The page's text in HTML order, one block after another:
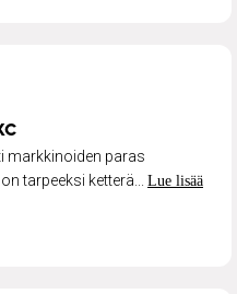
Dietz Taima XC
markkinoiden paras
tarpeeksi ketterä... Lue lisää